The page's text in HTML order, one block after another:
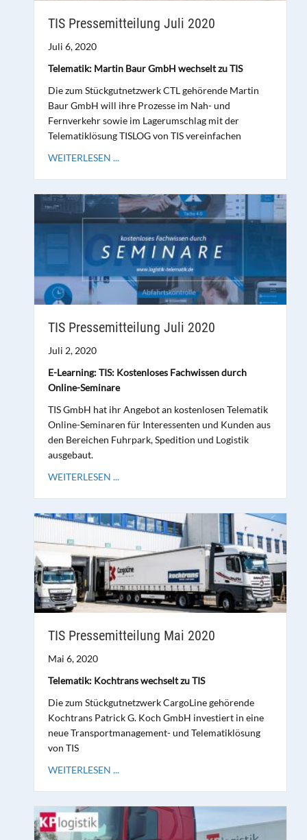
TIS Pressemitteilung Juli 2020
Juli 6, 2020
Telematik: Martin Baur GmbH wechselt zu TIS
Die zum Stückgutnetzwerk CTL gehörende Martin
Baur GmbH will ihre Prozesse im Nah- und
Fernverkehr sowie im Lagerumschlag mit der
Telematiklösung TISLOG von TIS vereinfachen
WEITERLESEN ...
TIS Pressemitteilung Juli 2020
Juli 2, 2020
E-Learning: TIS: Kostenloses Fachwissen durch
Online-Seminare
TIS GmbH hat ihr Angebot an kostenlosen Telematik
Online-Seminaren für Interessenten und Kunden aus
den Bereichen Fuhrpark, Spedition und Logistik
ausgebaut.
WEITERLESEN ...
TIS Pressemitteilung Mai 2020
Mai 6, 2020
Telematik: Kochtrans wechselt zu TIS
Die zum Stückgutnetzwerk CargoLine gehörende
Kochtrans Patrick G. Koch GmbH investiert in eine
neue Transportmanagement- und Telematiklösung
von TIS
WEITERLESEN ...